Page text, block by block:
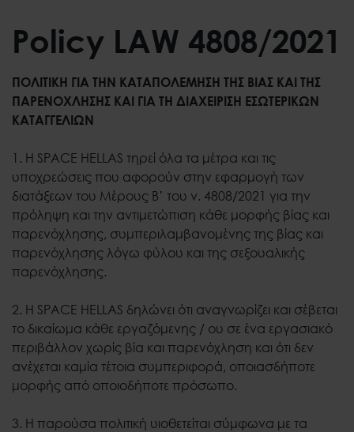
Policy LAW 4808/2021
ΠΟΛΙΤΙΚΗ ΓΙΑ ΤΗΝ ΚΑΤΑΠΟΛΕΜΗΣΗ ΤΗΣ ΒΙΑΣ ΚΑΙ ΤΗΣ
ΠΑΡΕΝΟΧΛΗΣΗΣ ΚΑΙ ΓΙΑ ΤΗ ΔΙΑΧΕΙΡΙΣΗ ΕΣΩΤΕΡΙΚΩΝ
ΚΑΤΑΓΓΕΛΙΩΝ
1. Η SPACE HELLAS τηρεί όλα τα μέτρα και τις
υποχρεώσεις που αφορούν στην εφαρμογή των
διατάξεων του Μέρους Β’ του ν. 4808/2021 για την
πρόληψη και την αντιμετώπιση κάθε μορφής βίας και
παρενόχλησης, συμπεριλαμβανομένης της βίας και
παρενόχλησης λόγω φύλου και της σεξουαλικής
παρενόχλησης.
2. Η SPACE HELLAS δηλώνει ότι αναγνωρίζει και σέβεται
το δικαίωμα κάθε εργαζόμενης / ου σε ένα εργασιακό
περιβάλλον χωρίς βία και παρενόχληση και ότι δεν
ανέχεται καμία τέτοια συμπεριφορά, οποιασδήποτε
μορφής από οποιοδήποτε πρόσωπο.
3. Η παρούσα πολιτική υιοθετείται σύμφωνα με τα